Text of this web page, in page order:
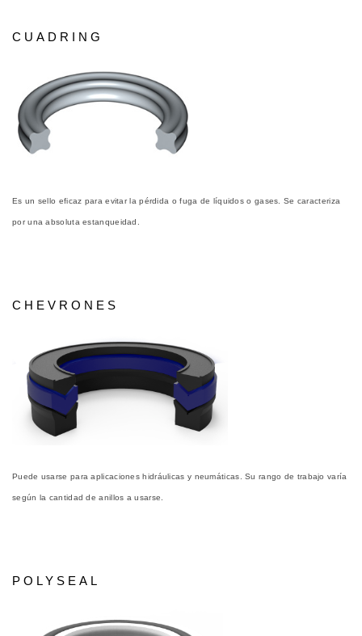
CUADRING
Es un sello eficaz para evitar la pérdida o fuga de líquidos o gases. Se caracteriza
por una absoluta estanqueidad.
CHEVRONES
Puede usarse para aplicaciones hidráulicas y neumáticas. Su rango de trabajo varía
según la cantidad de anillos a usarse.
POLYSEAL